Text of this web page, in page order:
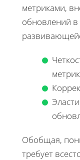
метриками,
обновлений в
Обобщая,
требует